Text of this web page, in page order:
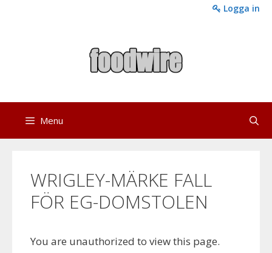
Logga in
Menu
WRIGLEY-MÄRKE FALL
FÖR EG-DOMSTOLEN
You are unauthorized to view this page.